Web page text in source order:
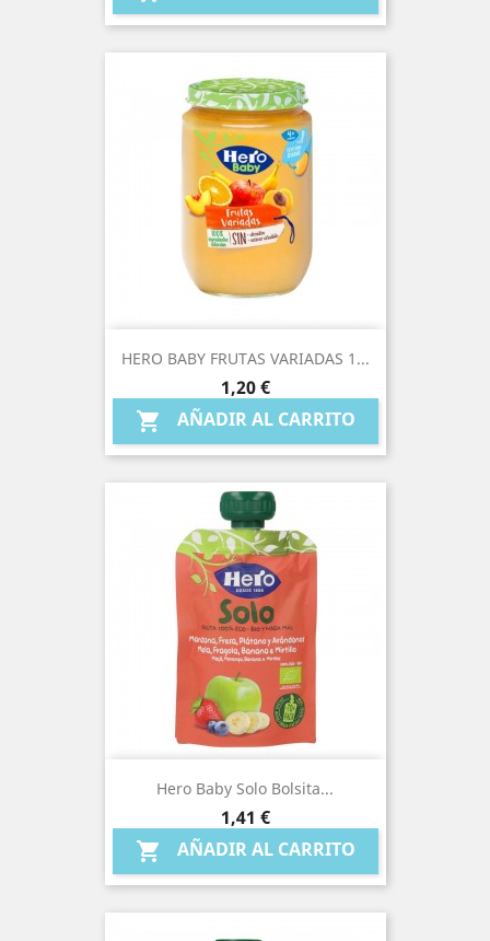
HERO BABY FRUTAS VARIADAS 1...
Precio
1,20 €
 AÑADIR AL CARRITO
Hero Baby Solo Bolsita...
Precio
1,41 €
 AÑADIR AL CARRITO